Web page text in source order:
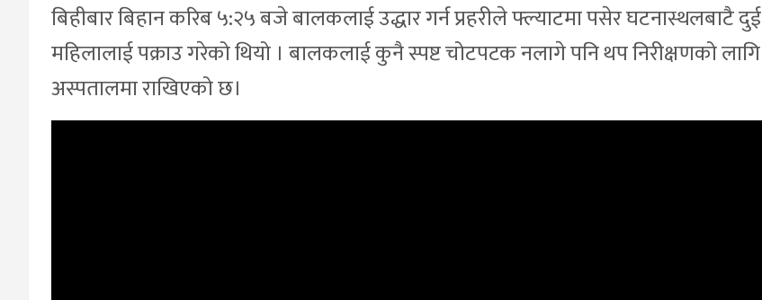
बिहीबार बिहान करिब ५:२५ बजे बालकलाई उद्धार गर्न प्रहरीले फ्ल्याटमा पसेर घटनास्थलबाटै दुई
महिलालाई पक्राउ गरेको थियो । बालकलाई कुनै स्पष्ट चोटपटक नलागे पनि थप निरीक्षणको लागि
अस्पतालमा राखिएको छ।